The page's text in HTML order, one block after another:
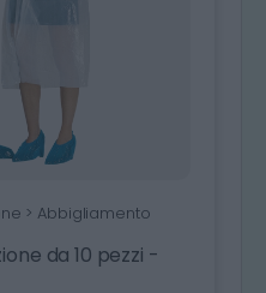
> Abbigliamento
da 10 pezzi -